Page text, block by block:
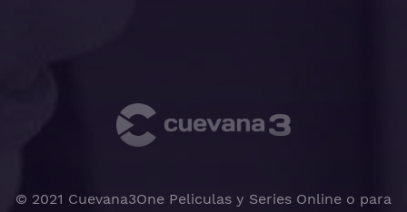
© 2021 Cuevana3One Peliculas y Series Online o para